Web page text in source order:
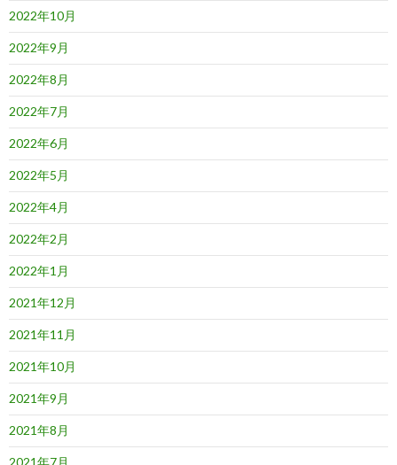
2022年10月
2022年9月
2022年8月
2022年7月
2022年6月
2022年5月
2022年4月
2022年2月
2022年1月
2021年12月
2021年11月
2021年10月
2021年9月
2021年8月
2021年7月